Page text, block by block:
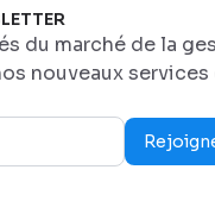
du marché de la
nouveaux